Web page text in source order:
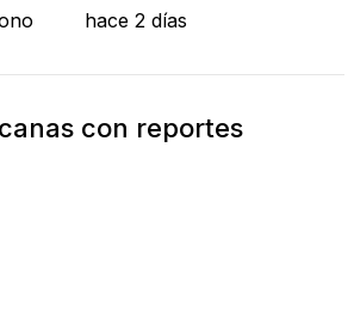
hace 2 días
con reportes